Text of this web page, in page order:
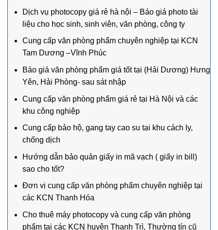
Dịch vụ photocopy giá rẻ hà nội – Báo giá photo tài
liệu cho học sinh, sinh viên, văn phòng, công ty
Cung cấp văn phòng phẩm chuyên nghiệp tại KCN
Tam Dương –Vĩnh Phúc
Báo giá văn phòng phẩm giá tốt tại (Hải Dương) Hưng
Yên, Hải Phòng- sau sát nhập
Cung cấp văn phòng phẩm giá rẻ tại Hà Nội và các
khu công nghiệp
Cung cấp bảo hộ, gang tay cao su tại khu cách ly,
chống dịch
Hướng dẫn bảo quản giấy in mã vạch ( giấy in bill)
sao cho tốt?
Đơn vị cung cấp văn phòng phẩm chuyên nghiệp tại
các KCN Thanh Hóa
Cho thuê máy photocopy và cung cấp văn phòng
phẩm tại các KCN huyện Thanh Trì, Thường tín cũ